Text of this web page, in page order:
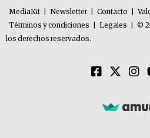
MediaKit Newsletter Contacto
Términos y condiciones
Legales
©
los derechos reservados.